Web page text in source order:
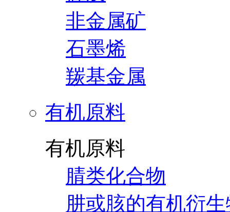
非金属矿
石墨烯
羰基金属
有机原料
有机原料
腈类化合物
肼或胲的有机衍